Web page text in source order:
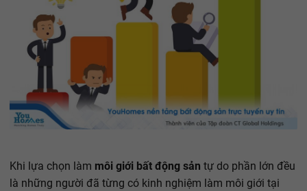
Khi lựa chọn làm môi giới bất động sản tự do phần lớn đều
là những người đã từng có kinh nghiệm làm môi giới tại